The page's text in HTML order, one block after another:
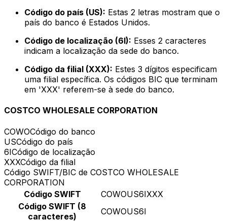
Código do país (US): Estas 2 letras mostram que o
país do banco é Estados Unidos.
Código de localização (6I): Esses 2 caracteres
indicam a localização da sede do banco.
Código da filial (XXX): Estes 3 dígitos especificam
uma filial específica. Os códigos BIC que terminam
em 'XXX' referem-se à sede do banco.
COSTCO WHOLESALE CORPORATION
COWOCódigo do banco
USCódigo do país
6ICódigo de localização
XXXCódigo da filial
Código SWIFT/BIC de COSTCO WHOLESALE
CORPORATION
Código SWIFT
COWOUS6IXXX
Código SWIFT (8
caracteres)
COWOUS6I